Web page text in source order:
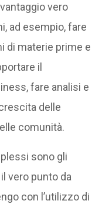
vero
ad esempio, fare
di materie prime e
il
fare analisi e
delle
comunità.
sono gli
vero punto da
con l’utilizzo di